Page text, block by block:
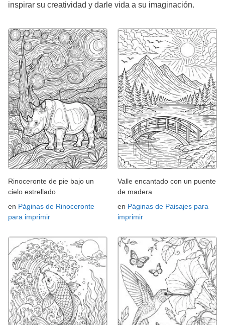
inspirar su creatividad y darle vida a su imaginación.
Rinoceronte de pie bajo un
cielo estrellado
en Páginas de Rinoceronte
para imprimir
Valle encantado con un puente
de madera
en Páginas de Paisajes para
imprimir